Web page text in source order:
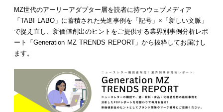
MZ世代のアーリーアダプター層を読者に持つウェブメディア
「TABI LABO」に蓄積された先進事例を「記号」×「新しい文脈」
で捉え直し、新価値創出のヒントをご提供する業界別事例分析レポ
ート「Generation MZ TRENDS REPORT」から抜粋してお届けし
ます。